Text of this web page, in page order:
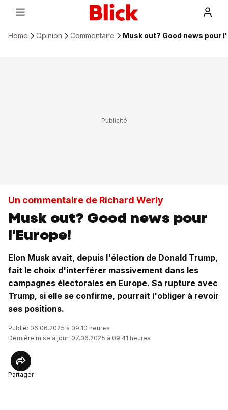
Home Opinion Commentaire Musk out? Good news pour
Un commentaire de Richard Werly
Musk out? Good news pour
l'Europe!
Elon Musk avait, depuis l'élection de Donald Trump,
fait le choix d'interférer massivement dans les
campagnes électorales en Europe. Sa rupture avec
Trump, si elle se confirme, pourrait l'obliger à revoir
ses positions.
Publié: 06.06.2025 à 09:10 heures
Dernière mise à jour: 07.06.2025 à 09:41 heures
Partager